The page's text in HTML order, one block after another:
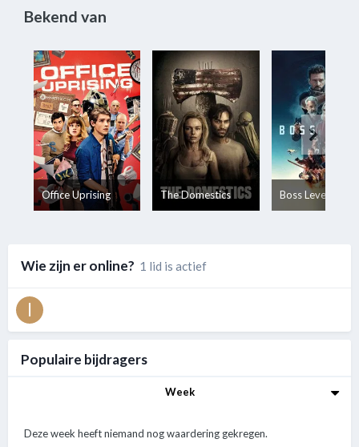
Bekend van
Office Uprising The Domestics Boss Level
Wie zijn er online? 1 lid is actief
Populaire bijdragers
Week
Deze week heeft niemand nog waardering gekregen.